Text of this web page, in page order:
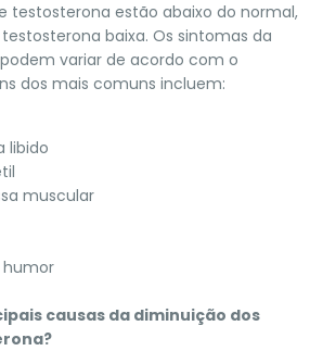
testosterona estão abaixo do normal,
baixa. Os sintomas da
variar de acordo com o
dos mais comuns incluem:
libido
muscular
humor
causas da diminuição dos